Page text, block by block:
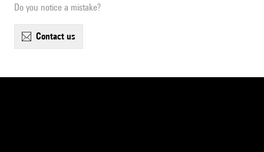
Do you notice a mistake?
contact us